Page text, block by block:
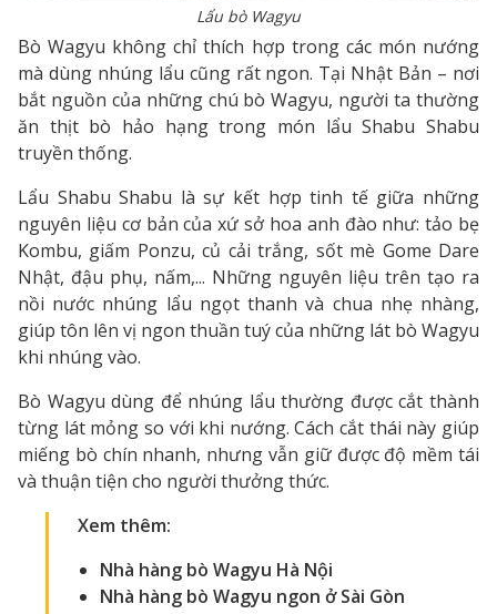
Lẩu bò Wagyu
Bò Wagyu không chỉ thích hợp trong các món nướng
mà dùng nhúng lẩu cũng rất ngon. Tại Nhật Bản – nơi
bắt nguồn của những chú bò Wagyu, người ta thường
ăn thịt bò hảo hạng trong món lẩu Shabu Shabu
truyền thống.
Lẩu Shabu Shabu là sự kết hợp tinh tế giữa những
nguyên liệu cơ bản của xứ sở hoa anh đào như: tảo bẹ
Kombu, giấm Ponzu, củ cải trắng, sốt mè Gome Dare
Nhật, đậu phụ, nấm,... Những nguyên liệu trên tạo ra
nồi nước nhúng lẩu ngọt thanh và chua nhẹ nhàng,
giúp tôn lên vị ngon thuần tuý của những lát bò Wagyu
khi nhúng vào.
Bò Wagyu dùng để nhúng lẩu thường được cắt thành
từng lát mỏng so với khi nướng. Cách cắt thái này giúp
miếng bò chín nhanh, nhưng vẫn giữ được độ mềm tái
và thuận tiện cho người thưởng thức.
Xem thêm:
Nhà hàng bò Wagyu Hà Nội
Nhà hàng bò Wagyu ngon ở Sài Gòn